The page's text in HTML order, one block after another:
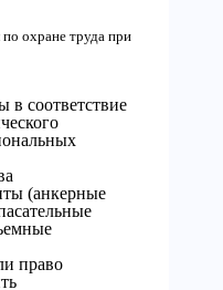
охране труда при
в соответствие
(анкерные
право